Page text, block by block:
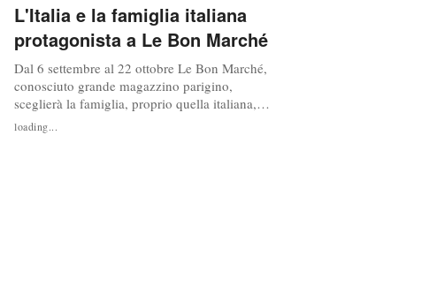
L'Italia e la famiglia italiana
protagonista a Le Bon Marché
Dal 6 settembre al 22 ottobre Le Bon Marché,
conosciuto grande magazzino parigino,
sceglierà la famiglia, proprio quella italiana,
come concept per i clienti. Si tratta di un tema
universale e fidelizzante secondo il team di Bon
loading...